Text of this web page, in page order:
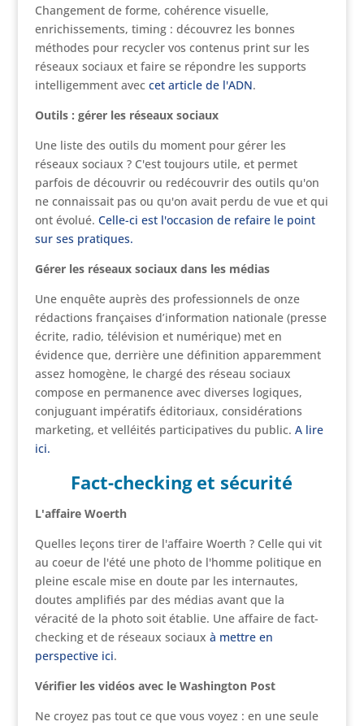
Changement de forme, cohérence visuelle,
enrichissements, timing : découvrez les bonnes
méthodes pour recycler vos contenus print sur les
réseaux sociaux et faire se répondre les supports
intelligemment avec cet article de l'ADN.
Outils : gérer les réseaux sociaux
Une liste des outils du moment pour gérer les
réseaux sociaux ? C'est toujours utile, et permet
parfois de découvrir ou redécouvrir des outils qu'on
ne connaissait pas ou qu'on avait perdu de vue et qui
ont évolué. Celle-ci est l'occasion de refaire le point
sur ses pratiques.
Gérer les réseaux sociaux dans les médias
Une enquête auprès des professionnels de onze
rédactions françaises d’information nationale (presse
écrite, radio, télévision et numérique) met en
évidence que, derrière une définition apparemment
assez homogène, le chargé des réseau sociaux
compose en permanence avec diverses logiques,
conjuguant impératifs éditoriaux, considérations
marketing, et velléités participatives du public. A lire
ici.
Fact-checking et sécurité
L'affaire Woerth
Quelles leçons tirer de l'affaire Woerth ? Celle qui vit
au coeur de l'été une photo de l'homme politique en
pleine escale mise en doute par les internautes,
doutes amplifiés par des médias avant que la
véracité de la photo soit établie. Une affaire de fact-
checking et de réseaux sociaux à mettre en
perspective ici.
Vérifier les vidéos avec le Washington Post
Ne croyez pas tout ce que vous voyez : en une seule